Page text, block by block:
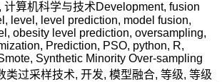
, 计算机科学与技术Development, fusion
, level , level prediction, model fusion,
, obesity level prediction, oversampling,
, Prediction, PSO, python, R,
, Synthetic Minority Over-sampling
类过采样技术, 开发, 模型融合, 等级, 等级